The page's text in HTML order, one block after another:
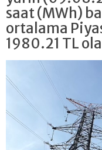
saat (MWh)
ortalama
1980.21 TL